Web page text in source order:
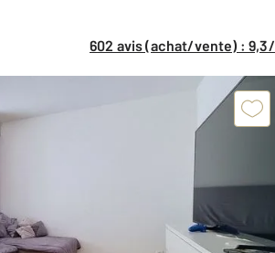
602 avis (achat/vente) :